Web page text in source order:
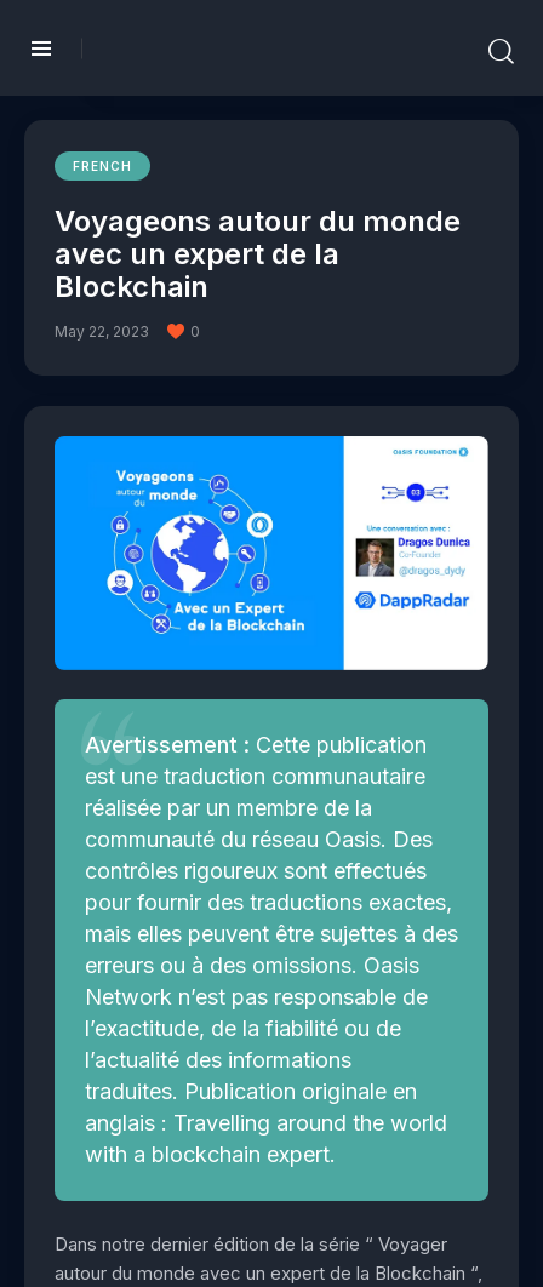
FRENCH
Voyageons autour du monde
avec un expert de la
Blockchain
May 22, 2023 0
Avertissement : Cette publication
est une traduction communautaire
réalisée par un membre de la
communauté du réseau Oasis. Des
contrôles rigoureux sont effectués
pour fournir des traductions exactes,
mais elles peuvent être sujettes à des
erreurs ou à des omissions. Oasis
Network n’est pas responsable de
l’exactitude, de la fiabilité ou de
l’actualité des informations
traduites. Publication originale en
anglais : Travelling around the world
with a blockchain expert.
Dans notre dernier édition de la série “ Voyager
autour du monde avec un expert de la Blockchain “,